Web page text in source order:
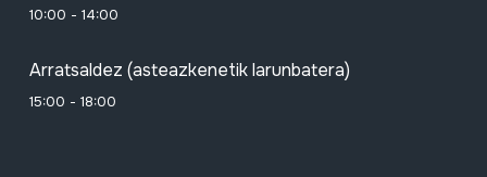
10:00 - 14:00
Arratsaldez (asteazkenetik larunbatera)
15:00 - 18:00